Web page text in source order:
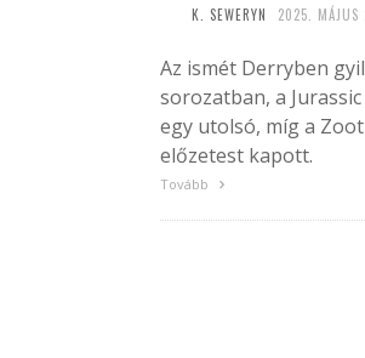
K. SEWERYN 2025. MÁJUS
Az ismét Derryben
sorozatban, a
egy utolsó, míg a
előzetest kapott.
Tovább